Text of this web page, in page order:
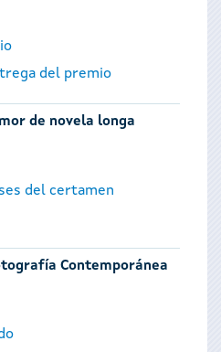
del premio
de novela longa
del certamen
Contemporánea